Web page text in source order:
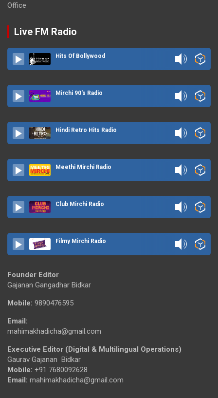
Office
Live FM Radio
Hits Of Bollywood
Mirchi 90's Radio
Hindi Retro Hits Radio
Meethi Mirchi Radio
Club Mirchi Radio
Filmy Mirchi Radio
Founder Editor
Gajanan Gangadhar Bidkar
Mobile: 9890476595
Email:
mahimakhadicha@gmail.com
Executive Editor (Digital & Multilingual Operations)
Gaurav Gajanan Bidkar
Mobile: +91 7680092628
Email: mahimakhadicha@gmail.com